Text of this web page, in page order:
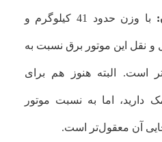
با وزن حدود 41 کیلوگرم و
نقل این موتور برق نسبت به
است. البته هنوز هم برای
دارید، اما به نسبت موتور
آن معقول‌تر است.